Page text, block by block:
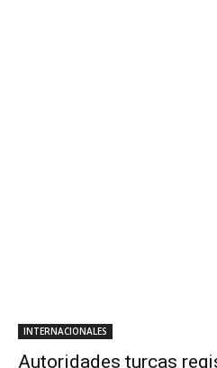
INTERNACIONALES
Autoridades turcas